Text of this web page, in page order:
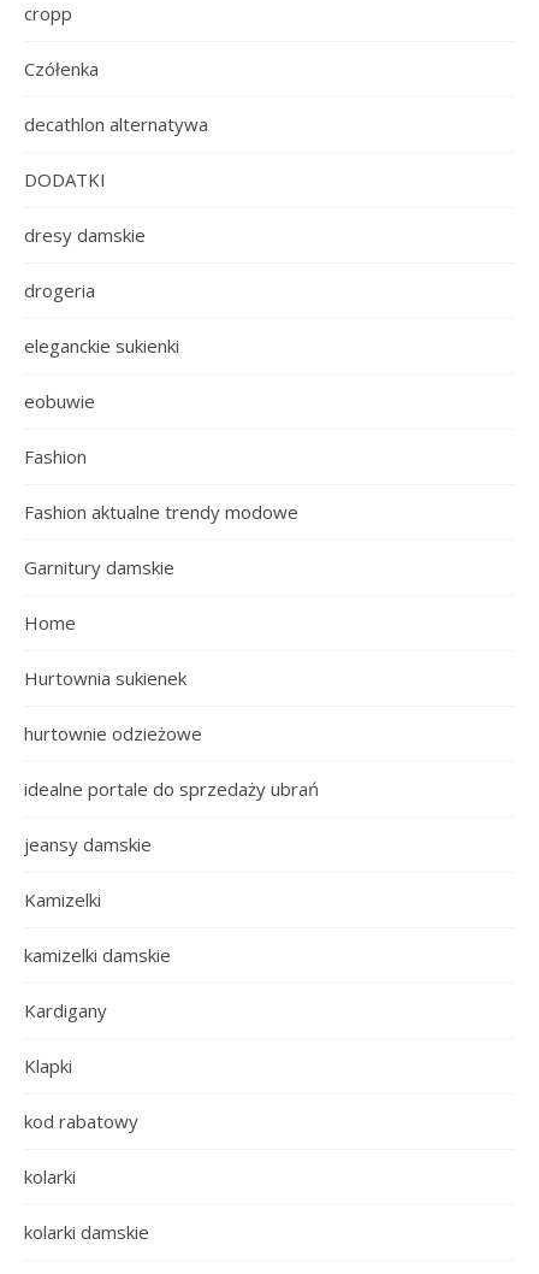
cropp
Czółenka
decathlon alternatywa
DODATKI
dresy damskie
drogeria
eleganckie sukienki
eobuwie
Fashion
Fashion aktualne trendy modowe
Garnitury damskie
Home
Hurtownia sukienek
hurtownie odzieżowe
idealne portale do sprzedaży ubrań
jeansy damskie
Kamizelki
kamizelki damskie
Kardigany
Klapki
kod rabatowy
kolarki
kolarki damskie